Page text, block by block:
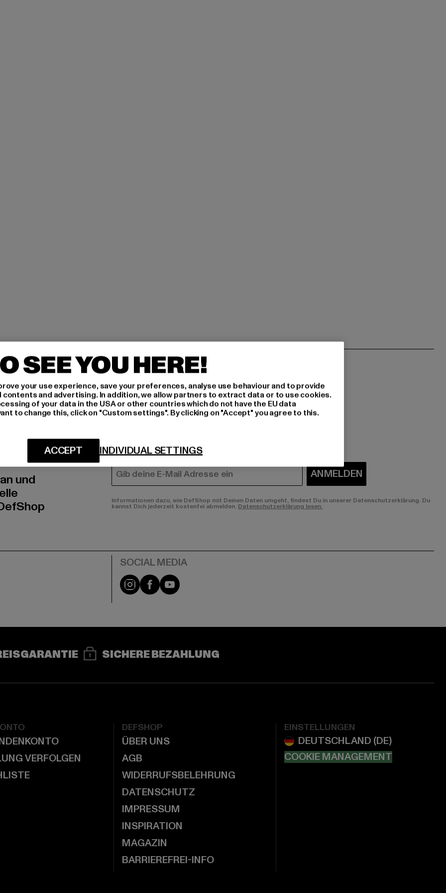
AN,
und
FRAUEN
E-MAIL ANMELDEN
Informationen dazu, wie DefShop mit Deinen Daten umgeht, findest Du in unserer Datenschutzerklärung. Du
kannst Dich jederzeit kostenfei abmelden.Datenschutzerklärung lesen.
Instagram
FacebookYouTube
SICHERE BEZAHLUNG
VERFOLGEN
DEFSHOP
ÜBER UNS
AGB
WIDERRUFSBELEHRUNG
DATENSCHUTZ
IMPRESSUM
INSPIRATION
MAGAZIN
BARRIEREFREI-INFO
EINSTELLUNGEN
COOKIE MANAGEMENT
SEE YOU HERE!
your use experience, save your preferences, analyse use behaviour and to provide
and advertising. In addition, we allow partners to extract data or to use cookies.
of your data in the USA or other countries which do not have the EU data
to change this, click on "Custom settings". By clicking on "Accept" you agree to this.
INDIVIDUAL SETTINGS
ACCEPT